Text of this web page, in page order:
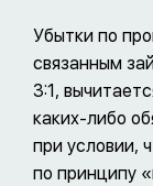
Убытки по
связанным
3:1,
каких-либо
при условии,
по принципу